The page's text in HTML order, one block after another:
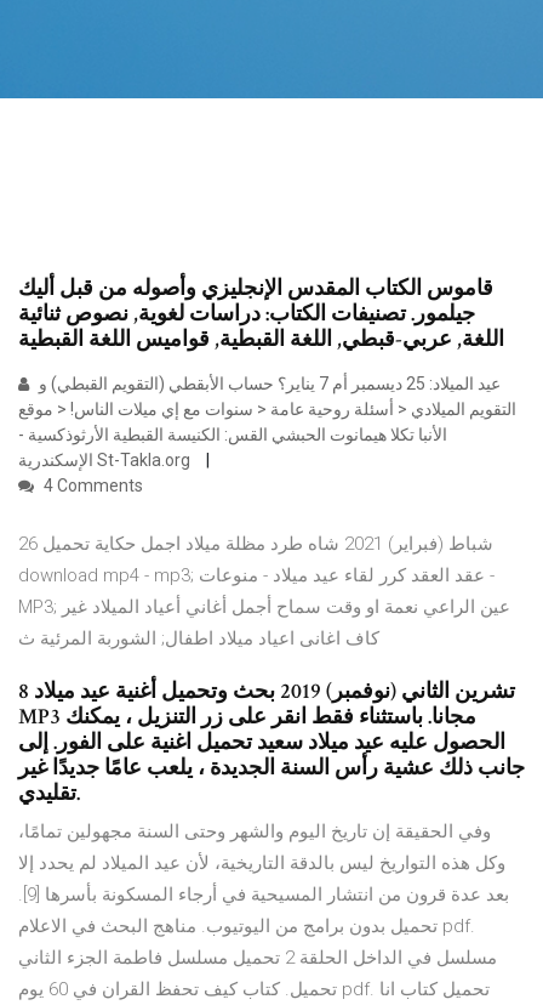
قاموس الكتاب المقدس الإنجليزي وأصوله من قبل أليك
جيلمور. تصنيفات الكتاب: دراسات لغوية, نصوص ثنائية
اللغة, عربي-قبطي, اللغة القبطية, قواميس اللغة القبطية
التقويم الميلادي < أسئلة روحية عامة < سنوات مع إي ميلات الناس! < موقع
الأنبا تكلا هيمانوت الحبشي القس: الكنيسة القبطية الأرثوذكسية -
الإسكندرية St-Takla.org
4 Comments
26 شباط (فبراير) 2021 شاه طرد مظلة ميلاد اجمل حكاية تحميل
download mp4 - mp3; عقد العقد كرر لقاء عيد ميلاد - منوعات -
MP3; عين الراعي نعمة او وقت سماح أجمل أغاني أعياد الميلاد غير
كاف اغانى اعياد ميلاد اطفال; الشوربة المرئية ث
8 تشرين الثاني (نوفمبر) 2019 بحث وتحميل أغنية عيد ميلاد
MP3 مجانا. باستثناء فقط انقر على زر التنزيل ، يمكنك
الحصول عليه عيد ميلاد سعيد تحميل اغنية على الفور. إلى
جانب ذلك عشية رأس السنة الجديدة ، يلعب عامًا جديدًا غير
تقليدي.
وفي الحقيقة إن تاريخ اليوم والشهر وحتى السنة مجهولين تمامًا،
وكل هذه التواريخ ليس بالدقة التاريخية، لأن عيد الميلاد لم يحدد إلا
بعد عدة قرون من انتشار المسيحية في أرجاء المسكونة بأسرها [9].
تحميل بدون برامج من اليوتيوب. مناهج البحث في الاعلام pdf.
مسلسل في الداخل الحلقة 2 تحميل مسلسل فاطمة الجزء الثاني
تحميل. كتاب كيف تحفظ القران في 60 يوم pdf. تحميل كتاب انا